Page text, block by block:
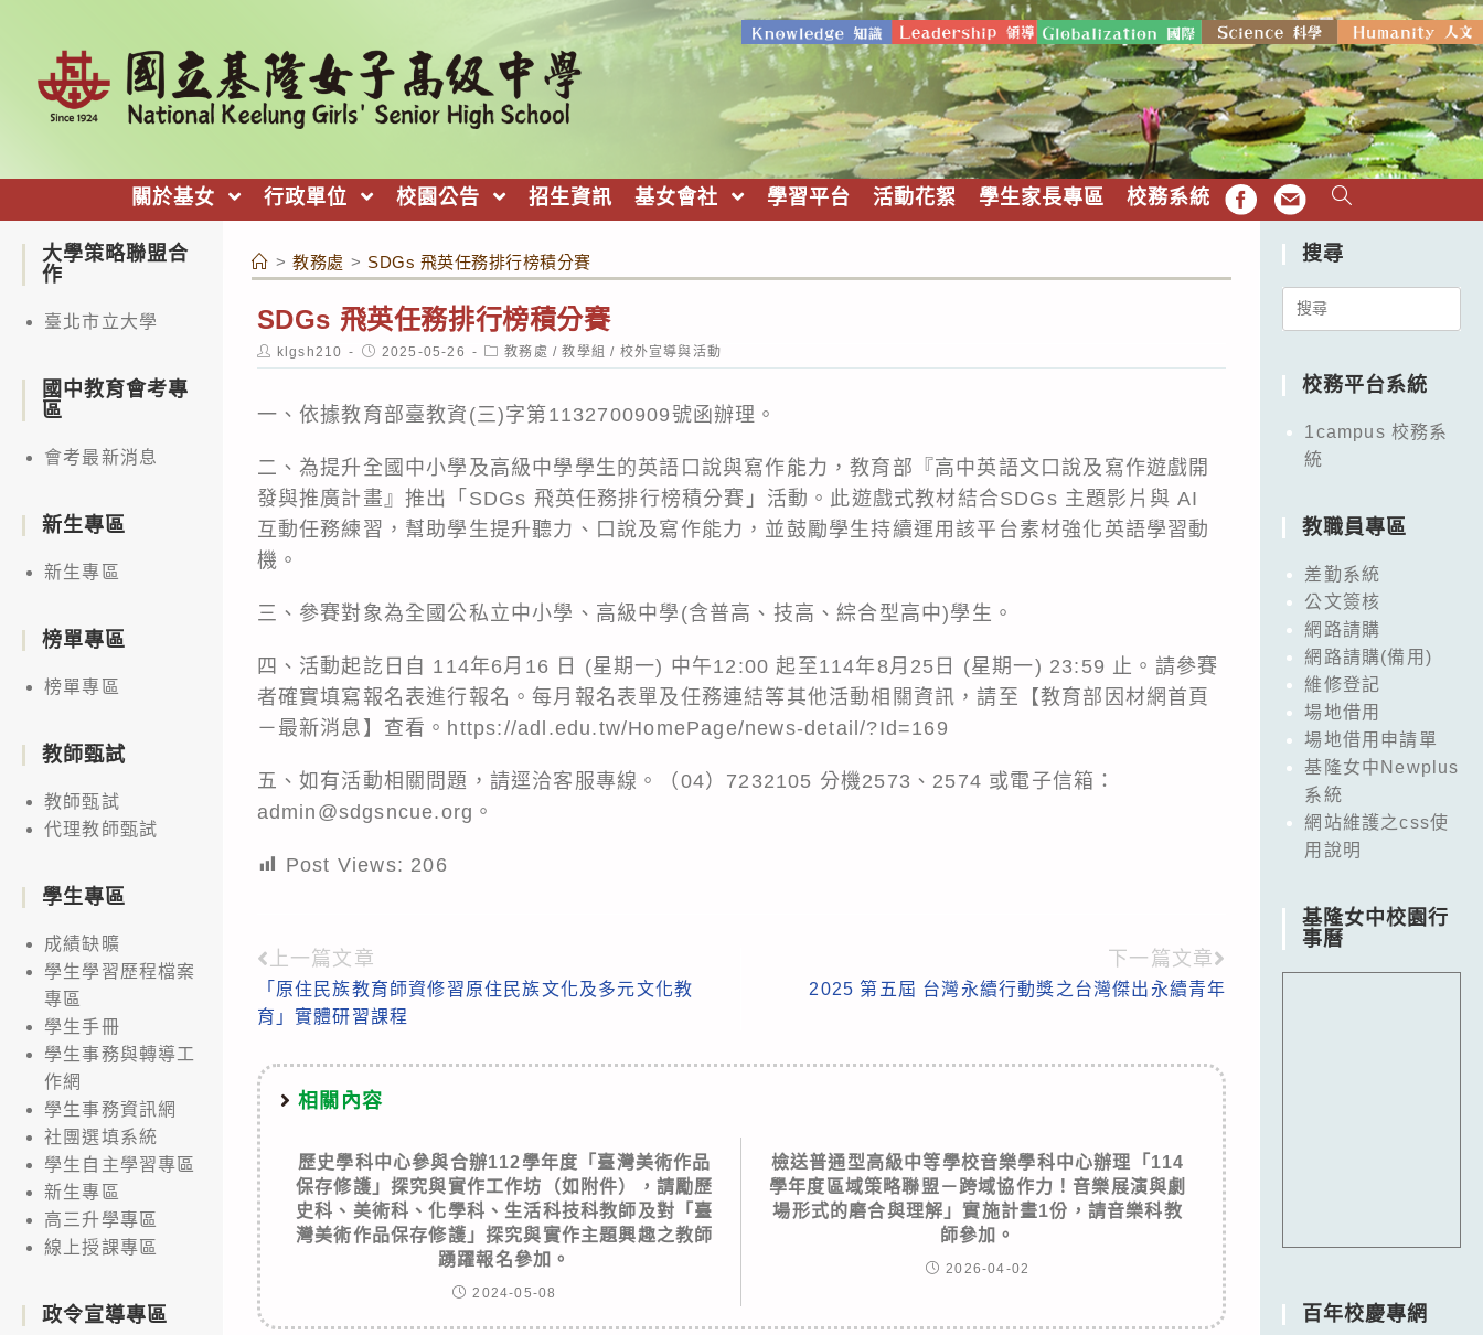
關於基女 行政單位 校園公告 招生資訊 基女會社 學習平台 活動花絮 學生家長專區 校務系統 FB EMAIL
> 教務處 > SDGs 飛英任務排行榜積分賽
SDGs 飛英任務排行榜積分賽
Post
author:
klgsh210
Post
published:
2025-05-26
Post
category:
教務處 / 教學組 / 校外宣導與活動
一、依據教育部臺教資(三)字第1132700909號函辦理。
二、為提升全國中小學及高級中學學生的英語口說與寫作能力，教育部『高中英語文口說及寫作遊戲開
發與推廣計畫』推出「SDGs 飛英任務排行榜積分賽」活動。此遊戲式教材結合SDGs 主題影片與 AI
互動任務練習，幫助學生提升聽力、口說及寫作能力，並鼓勵學生持續運用該平台素材強化英語學習動
機。
三、參賽對象為全國公私立中小學、高級中學(含普高、技高、綜合型高中)學生。
四、活動起訖日自 114年6月16 日 (星期一) 中午12:00 起至114年8月25日 (星期一) 23:59 止。請參賽
者確實填寫報名表進行報名。每月報名表單及任務連結等其他活動相關資訊，請至【教育部因材網首頁
－最新消息】查看。https://adl.edu.tw/HomePage/news-detail/?Id=169
五、如有活動相關問題，請逕洽客服專線。（04）7232105 分機2573、2574 或電子信箱：
admin@sdgsncue.org。
Post Views: 206
Read
more
上一篇文章
「原住民族教育師資修習原住民族文化及多元文化教
育」實體研習課程
下一篇文章
2025 第五屆 台灣永續行動獎之台灣傑出永續青年
相關內容
歷史學科中心參與合辦112學年度「臺灣美術作品
保存修護」探究與實作工作坊（如附件），請勵歷
史科、美術科、化學科、生活科技科教師及對「臺
灣美術作品保存修護」探究與實作主題興趣之教師
踴躍報名參加。
2024-05-08
檢送普通型高級中等學校音樂學科中心辦理「114
學年度區域策略聯盟－跨域協作力！音樂展演與劇
場形式的磨合與理解」實施計畫1份，請音樂科教
師參加。
2026-04-02
大學策略聯盟合
作
臺北市立大學
國中教育會考專
區
會考最新消息
新生專區
新生專區
榜單專區
榜單專區
教師甄試
教師甄試
代理教師甄試
學生專區
成績缺曠
學生學習歷程檔案
專區
學生手冊
學生事務與轉導工
作網
學生事務資訊網
社團選填系統
學生自主學習專區
新生專區
高三升學專區
線上授課專區
政令宣導專區
搜尋
Search
校務平台系統
1campus 校務系
統
教職員專區
差勤系統
公文簽核
網路請購
網路請購(備用)
維修登記
場地借用
場地借用申請單
基隆女中Newplus
系統
網站維護之css使
用說明
基隆女中校園行
事曆
百年校慶專網